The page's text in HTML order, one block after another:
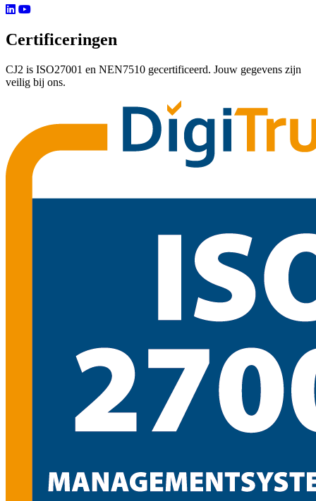
Certificeringen
CJ2 is ISO27001 en NEN7510 gecertificeerd. Jouw gegevens zijn
veilig bij ons.